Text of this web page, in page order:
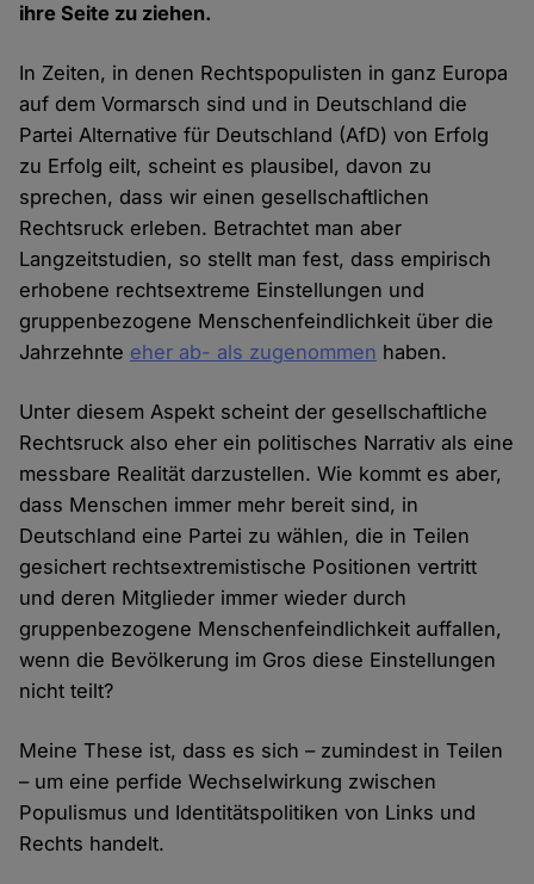
ihre Seite zu ziehen.
In Zeiten, in denen Rechtspopulisten in ganz Europa
auf dem Vormarsch sind und in Deutschland die
Partei Alternative für Deutschland (AfD) von Erfolg
zu Erfolg eilt, scheint es plausibel, davon zu
sprechen, dass wir einen gesellschaftlichen
Rechtsruck erleben. Betrachtet man aber
Langzeitstudien, so stellt man fest, dass empirisch
erhobene rechtsextreme Einstellungen und
gruppenbezogene Menschenfeindlichkeit über die
Jahrzehnte eher ab- als zugenommen haben.
Unter diesem Aspekt scheint der gesellschaftliche
Rechtsruck also eher ein politisches Narrativ als eine
messbare Realität darzustellen. Wie kommt es aber,
dass Menschen immer mehr bereit sind, in
Deutschland eine Partei zu wählen, die in Teilen
gesichert rechtsextremistische Positionen vertritt
und deren Mitglieder immer wieder durch
gruppenbezogene Menschenfeindlichkeit auffallen,
wenn die Bevölkerung im Gros diese Einstellungen
nicht teilt?
Meine These ist, dass es sich – zumindest in Teilen
– um eine perfide Wechselwirkung zwischen
Populismus und Identitätspolitiken von Links und
Rechts handelt.